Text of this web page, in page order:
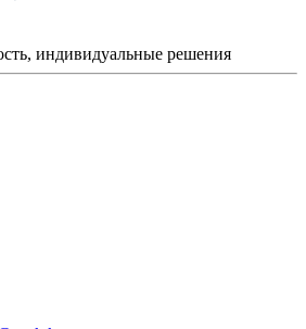
индивидуальные решения